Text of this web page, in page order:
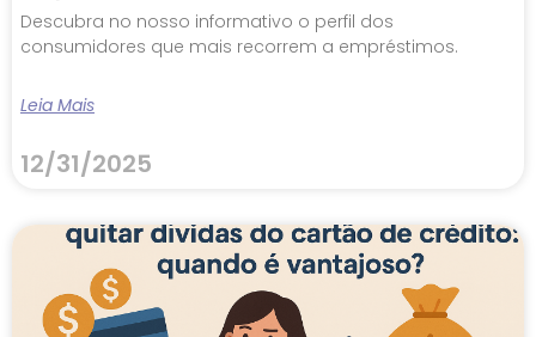
Descubra no nosso informativo o perfil dos
consumidores que mais recorrem a empréstimos.
Leia Mais
12/31/2025